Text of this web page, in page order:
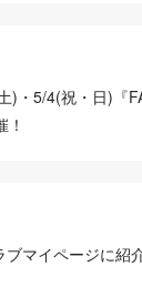
)・5/4(祝・日)『
ブマイページに紹